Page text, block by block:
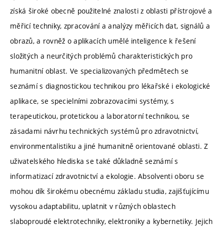
získá široké obecně použitelné znalosti z oblasti přístrojové a
měřicí techniky, zpracování a analýzy měřicích dat, signálů a
obrazů, a rovněž o aplikacích umělé inteligence k řešení
složitých a neurčitých problémů charakteristických pro
humanitní oblast. Ve specializovaných předmětech se
seznámí s diagnostickou technikou pro lékařské i ekologické
aplikace, se specielními zobrazovacími systémy, s
terapeutickou, protetickou a laboratorní technikou, se
zásadami návrhu technických systémů pro zdravotnictví,
environmentalistiku a jiné humanitně orientované oblasti. Z
uživatelského hlediska se také důkladně seznámí s
informatizací zdravotnictví a ekologie. Absolventi oboru se
mohou dík širokému obecnému základu studia, zajišťujícímu
vysokou adaptabilitu, uplatnit v různých oblastech
slaboproudé elektrotechniky, elektroniky a kybernetiky. Jejich